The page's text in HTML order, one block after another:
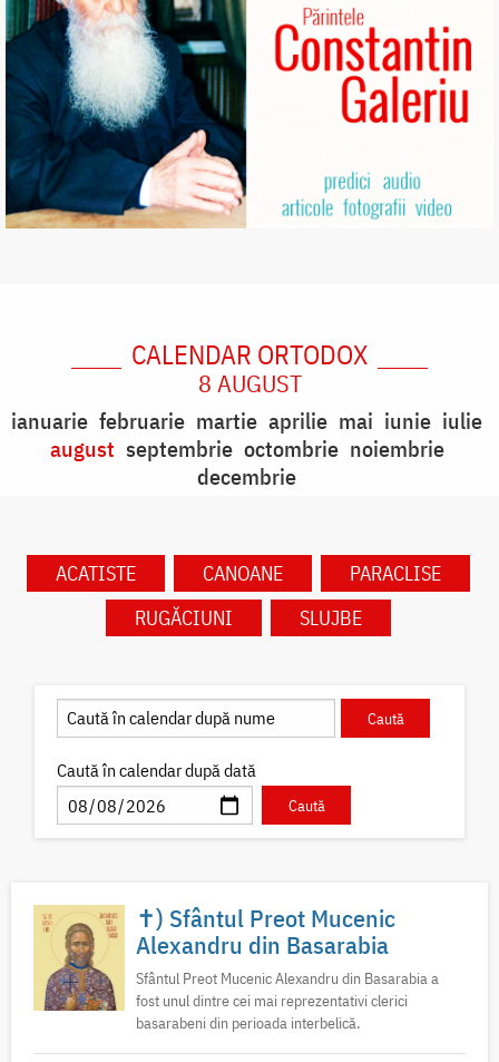
CALENDAR ORTODOX
8 AUGUST
ianuarie februarie martie aprilie mai iunie iulie
august septembrie octombrie noiembrie
decembrie
ACATISTE CANOANE
PARACLISE
RUGĂCIUNI
SLUJBE
Caută în calendar după dată
✝) Sfântul Preot Mucenic
Alexandru din Basarabia
Sfântul Preot Mucenic Alexandru din Basarabia a
fost unul dintre cei mai reprezentativi clerici
basarabeni din perioada interbelică.